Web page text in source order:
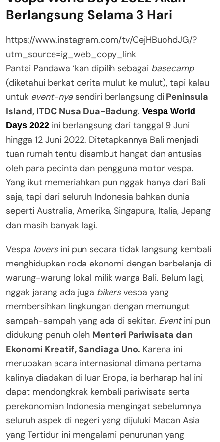
Berlangsung Selama 3 Hari
https://www.instagram.com/tv/CejHBuohdJG/?
utm_source=ig_web_copy_link
Pantai Pandawa ‘kan dipilih sebagai basecamp
(diketahui berkat cerita mulut ke mulut), tapi kalau
untuk event-nyasendiri berlangsung di Peninsula
Island, ITDC Nusa Dua-Badung. Vespa World
Days 2022 ini berlangsung dari tanggal 9 Juni
hingga 12 Juni 2022. Ditetapkannya Bali menjadi
tuan rumah tentu disambut hangat dan antusias
oleh para pecinta dan pengguna motor vespa.
Yang ikut memeriahkan pun nggak hanya dari Bali
saja, tapi dari seluruh Indonesia bahkan dunia
seperti Australia, Amerika, Singapura, Italia, Jepang
dan masih banyak lagi.
Vespa lovers ini pun secara tidak langsung kembali
menghidupkan roda ekonomi dengan berbelanja di
warung-warung lokal milik warga Bali. Belum lagi,
nggak jarang ada juga bikersvespa yang
membersihkan lingkungan dengan memungut
sampah-sampah yang ada di sekitar. Eventini pun
didukung penuh oleh Menteri Pariwisata dan
Ekonomi Kreatif, Sandiaga Uno. Karena ini
merupakan acara internasional dimana pertama
kalinya diadakan di luar Eropa, ia berharap hal ini
dapat mendongkrak kembali pariwisata serta
perekonomian Indonesia mengingat sebelumnya
seluruh aspek di negeri yang dijuluki Macan Asia
yang Tertidur ini mengalami penurunan yang